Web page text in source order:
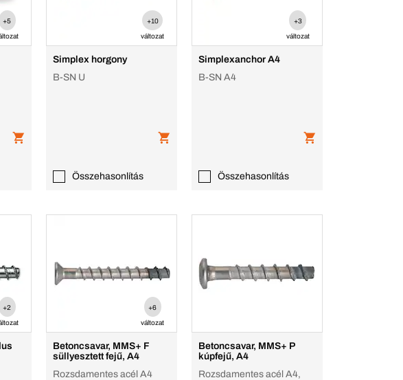
+5 +10
változat
Simplex horgony
B-SN U
Összehasonlítás
+3
változat
Simplexanchor A4
B-SN A4
Összehasonlítás
+2 +6
változat
Betoncsavar, MMS+ F
süllyesztett fejű, A4
Rozsdamentes acél A4
Betoncsavar, MMS+ P
kúpfejű, A4
Rozsdamentes acél A4,